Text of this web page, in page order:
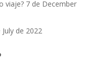
viaje? 7 de December
July de 2022